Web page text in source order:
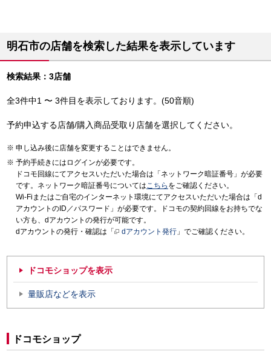
明石市の店舗を検索した結果を表示しています
検索結果：3店舗
全3件中1 〜 3件目を表示しております。(50音順)
予約申込する店舗/購入商品受取り店舗を選択してください。
申し込み後に店舗を変更することはできません。
予約手続きにはログインが必要です。
ドコモ回線にてアクセスいただいた場合は「ネットワーク暗証番号」が必要
です。ネットワーク暗証番号についてはこちら をご確認ください。
Wi-Fiまたはご自宅のインターネット環境にてアクセスいただいた場合は「d
アカウントのID／パスワード」が必要です。ドコモの契約回線をお持ちでな
い方も、dアカウントの発行が可能です。
dアカウントの発行・確認は「
dアカウント発行 」でご確認ください。
ドコモショップを表示
量販店などを表示
ドコモショップ